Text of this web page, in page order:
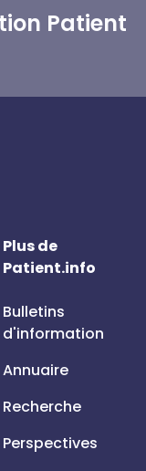
Patient
Plus de
Patient.info
Bulletins
d'information
Annuaire
Recherche
Perspectives